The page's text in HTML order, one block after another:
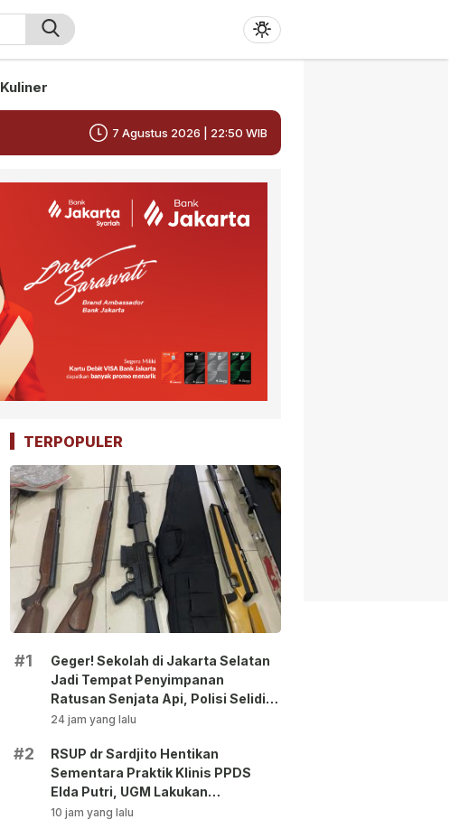
Kuliner
7 Agustus 2026 | 22:50 WIB
TERPOPULER
#1
Geger! Sekolah di Jakarta Selatan
Jadi Tempat Penyimpanan
Ratusan Senjata Api, Polisi Selidiki
Pemilik
24 jam yang lalu
#2
RSUP dr Sardjito Hentikan
Sementara Praktik Klinis PPDS
Elda Putri, UGM Lakukan
Investigasi!
10 jam yang lalu